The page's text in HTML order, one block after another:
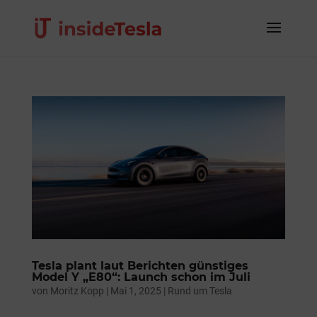
Tesla plant laut Berichten günstiges
Model Y „E80“: Launch schon im Juli
von Moritz Kopp | Mai 1, 2025 | Rund um Tesla